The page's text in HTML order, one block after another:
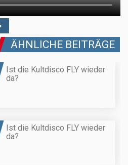
ÄHNLICHE BEITRÄGE
Ist die Kultdisco FLY wieder
da?
Ist die Kultdisco FLY wieder
da?